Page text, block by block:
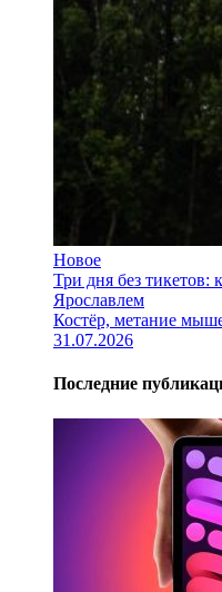
Новое
Три дня без тикетов:
Ярославлем
Костёр, метание
31.07.2026
Последние